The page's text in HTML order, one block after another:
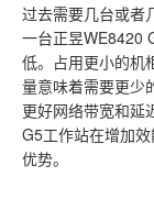
过去需要几台或者
一台正昱WE8420
低。占用更小的机
量意味着需要更少
更好网络带宽和延
G5工作站在增加
优势。